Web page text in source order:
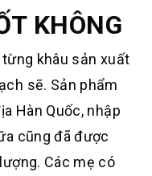
KHÔNG
khâu sản xuất
sẽ. Sản phẩm
Hàn Quốc, nhập
cũng đã được
Các mẹ có